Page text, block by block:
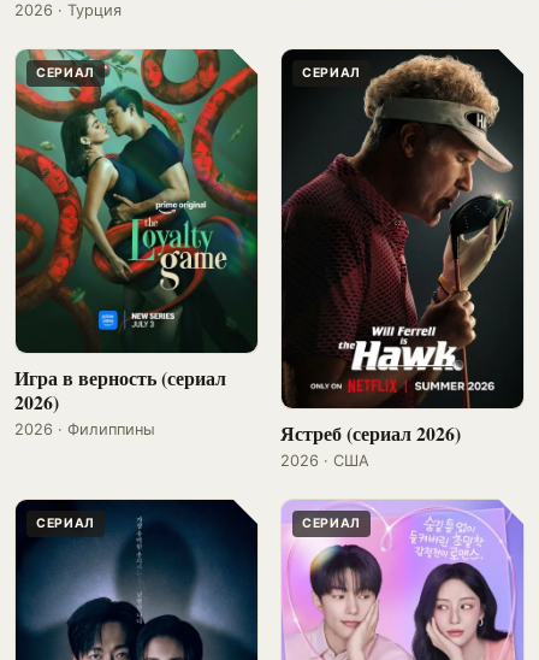
2026 · Турция
СЕРИАЛ
Игра в верность (сериал
2026)
2026 · Филиппины
СЕРИАЛ
Ястреб (сериал 2026)
2026 · США
СЕРИАЛ СЕРИАЛ